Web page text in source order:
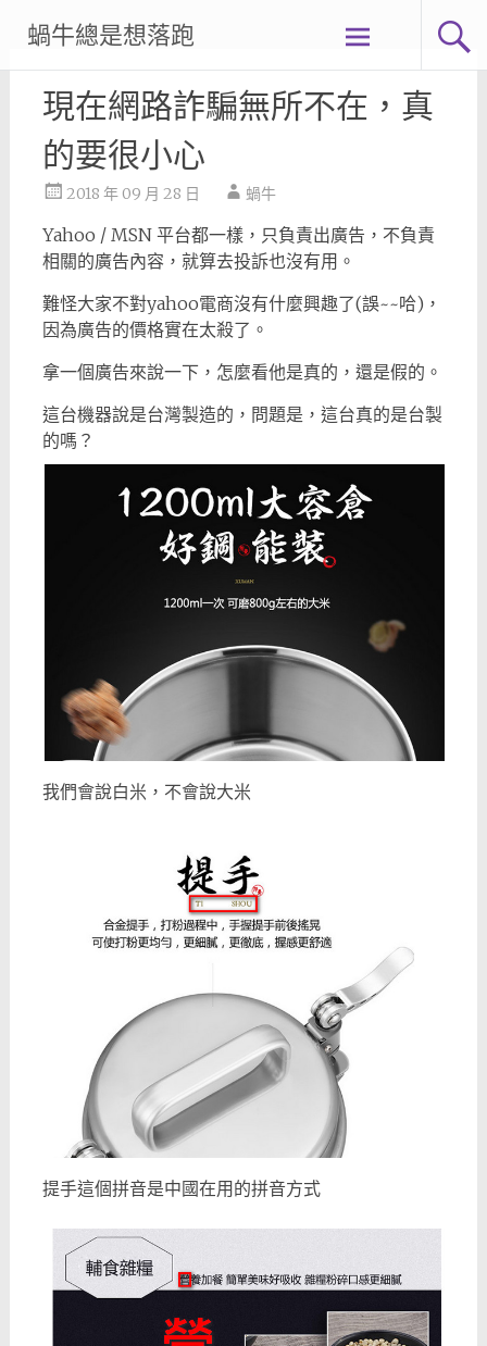
content
蝸牛總是想落跑
現在網路詐騙無所不在，真
的要很小心
2018 年 09 月 28 日 蝸牛
Yahoo / MSN 平台都一樣，只負責出廣告，不負責
相關的廣告內容，就算去投訴也沒有用。
難怪大家不對yahoo電商沒有什麼興趣了(誤~~哈)，
因為廣告的價格實在太殺了。
拿一個廣告來說一下，怎麼看他是真的，還是假的。
這台機器說是台灣製造的，問題是，這台真的是台製
的嗎？
我們會說白米，不會說大米
提手這個拼音是中國在用的拼音方式